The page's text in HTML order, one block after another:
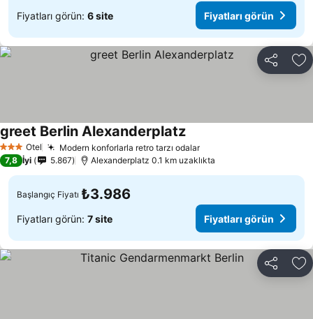
Fiyatları görün: 6 site Fiyatları görün
Paylaş
3 YıldızOtel Modern konforlarla retro tarzı odalar
greet Berlin Alexanderplatz
7,8 İyi 5.867 Alexanderplatz 0.1 km uzaklıkta
Başlangıç Fiyatı ₺3.986
Fiyatları görün: 7 site Fiyatları görün
Paylaş